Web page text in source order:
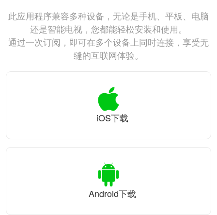
此应用程序兼容多种设备，无论是手机、平板、电脑
还是智能电视，您都能轻松安装和使用。
通过一次订阅，即可在多个设备上同时连接，享受无
缝的互联网体验。
iOS下载
Android下载